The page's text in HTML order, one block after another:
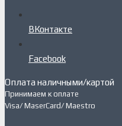
ВКонтакте
Facebook
Оплата наличными/картой
Принимаем к оплате
Visa/ MaserCard/ Maestro